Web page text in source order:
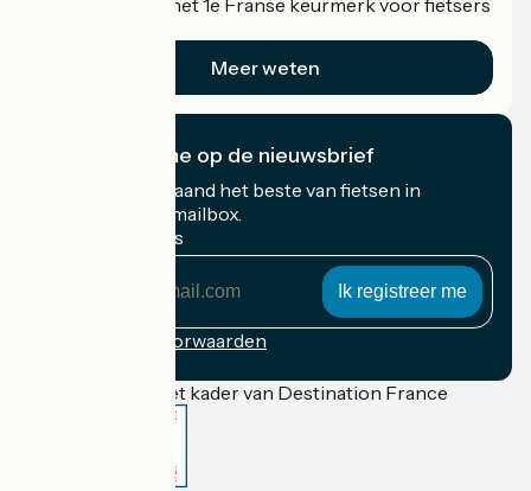
Accueil Vélo is het 1e Franse keurmerk voor fietsers
Meer weten
Ik abonneer me op de nieuwsbrief
Ontvang elke maand het beste van fietsen in
Frankrijk in uw mailbox.
Mijn e-mailadres
Inschrijvingsvoorwaarden
Gefinancierd in het kader van Destination France